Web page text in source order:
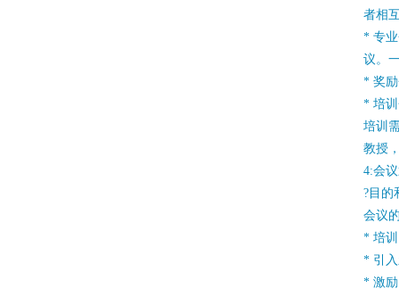
者相
* 专
议。
* 奖
* 培
培训
教授
4:会
?目的
会议
* 培
* 引
* 激